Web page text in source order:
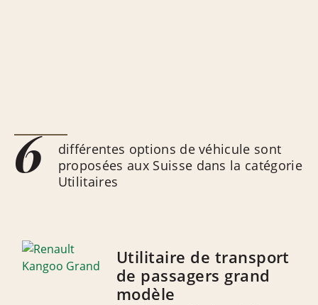
6
différentes options de véhicule sont
proposées aux Suisse dans la catégorie
Utilitaires
Utilitaire de transport
de passagers grand
modèle